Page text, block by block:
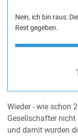
Nein, ich bin raus:
Rest gegeben.
Wieder - wie schon
Gesellschafter nicht
und damit wurden